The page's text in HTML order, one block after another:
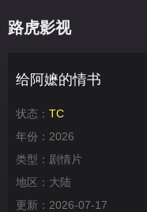
路虎影视
给阿嬷的情书
状态： TC
年份： 2026
类型： 剧情片
地区： 大陆
更新： 2026-07-17